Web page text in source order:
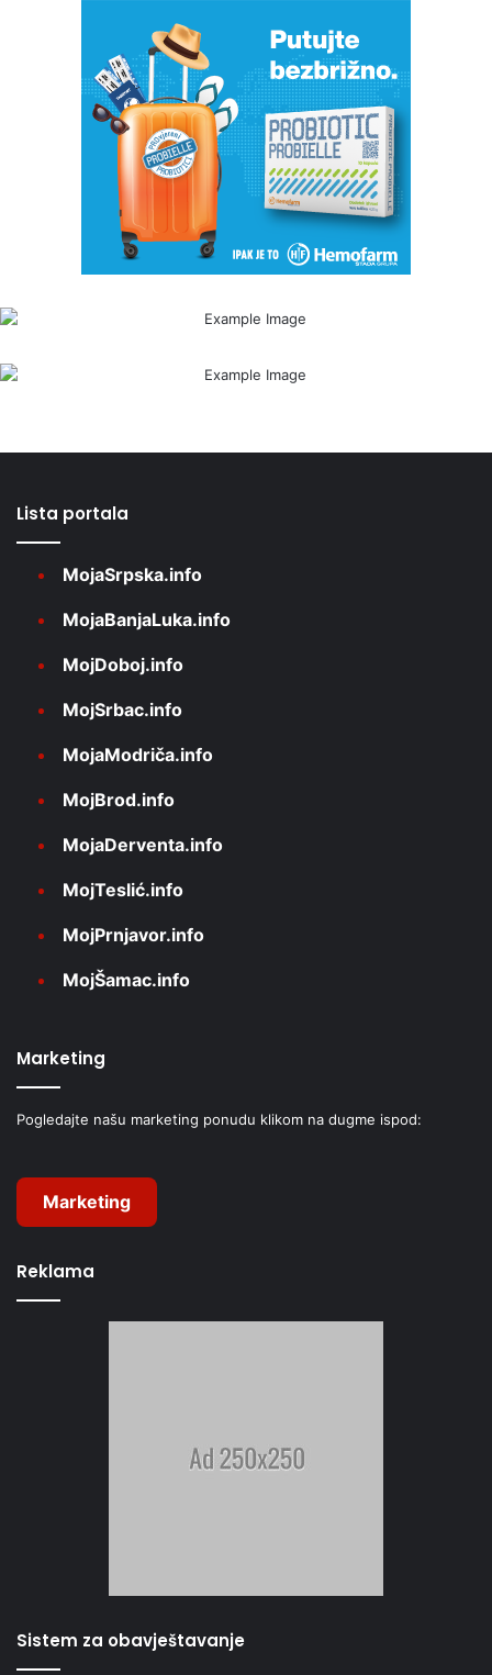
Lista portala
MojaSrpska.info
MojaBanjaLuka.info
MojDoboj.info
MojSrbac.info
MojaModriča.info
MojBrod.info
MojaDerventa.info
MojTeslić.info
MojPrnjavor.info
MojŠamac.info
Marketing
Pogledajte našu marketing ponudu klikom na dugme ispod:
Marketing
Reklama
Sistem za obavještavanje